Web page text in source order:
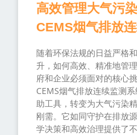
高效管理大气污
CEMS烟气排放
随着环保法规的日益严格
升，如何高效、精准地管
府和企业必须面对的核心
CEMS烟气排放连续监测
助工具，转变为大气污染
刚需。它如同守护在排放
学决策和高效治理提供了